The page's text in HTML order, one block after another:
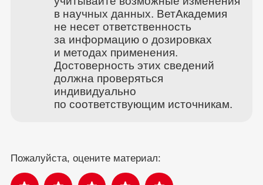
в научных данных. ВетАкадемия
не несет ответственность
за информацию о дозировках
и методах применения.
Достоверность этих сведений
должна проверяться
индивидуально
по соответствующим источникам.
Пожалуйста, оцените материал: